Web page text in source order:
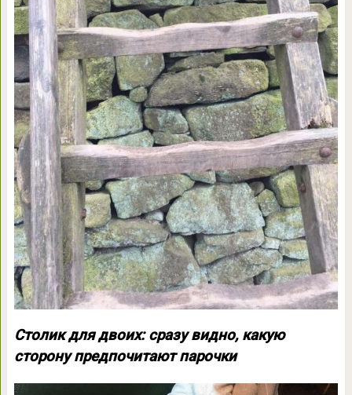
Столик для двоих: сразу видно, какую
сторону предпочитают парочки